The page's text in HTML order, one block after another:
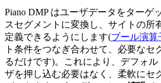
Piano DMP はユーザデータをターゲ
スセグメントに変換し、サイトの所
定義できるようにします(ブール演算
ト条件をつなぎ合わせて、必要なセ
るだけです)。これにより、デフォ
ザを押し込む必要はなく、柔軟にセ